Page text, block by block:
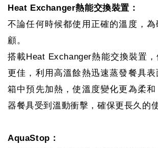
Heat Exchanger熱能交換裝置：
不論任何時候都使用正確的溫度，為
顧。
搭載Heat Exchanger熱能交換裝置
更佳，利用高溫餘熱迅速蒸發餐具
箱中預先加熱，使溫度變化更為柔
器餐具受到溫動衝擊，確保更長久的使
AquaStop：